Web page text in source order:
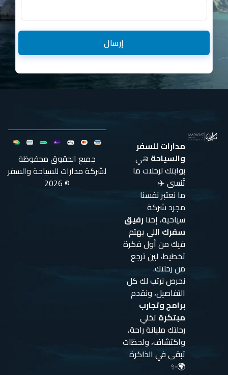
إرسال
مدارات للسفر
والسياحة هي
بوابتك لرحلات ما
تُنسى ✈️
ما نعتبر نفسنا
مجرد شركة
سياحية، إحنارفيق
سفرك اللي يهتم
فيك من أول فكرة
تخطيط، لين ترجع
من رحلتك.
نحرص نرتب لك كل
التفاصيل، ونقدم
برامج وتجارب
مبتكرة تخلي
رحلتك مليانة راحة،
واكتشاف، ولحظات
تبقى في الذاكرة
🌍✨
جميع الحقوق محفوظة
لشركة مدارات للسياحة والسفر
© 2026